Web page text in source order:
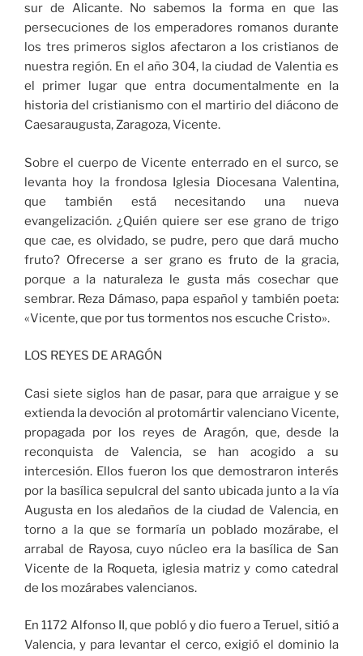
sur de Alicante. No sabemos la forma en que las
persecuciones de los emperadores romanos durante
los tres primeros siglos afectaron a los cristianos de
nuestra región. En el año 304, la ciudad de Valentia es
el primer lugar que entra documentalmente en la
historia del cristianismo con el martirio del diácono de
Caesaraugusta, Zaragoza, Vicente.
Sobre el cuerpo de Vicente enterrado en el surco, se
levanta hoy la frondosa Iglesia Diocesana Valentina,
que también está necesitando una nueva
evangelización. ¿Quién quiere ser ese grano de trigo
que cae, es olvidado, se pudre, pero que dará mucho
fruto? Ofrecerse a ser grano es fruto de la gracia,
porque a la naturaleza le gusta más cosechar que
sembrar. Reza Dámaso, papa español y también poeta:
«Vicente, que por tus tormentos nos escuche Cristo».
LOS REYES DE ARAGÓN
Casi siete siglos han de pasar, para que arraigue y se
extienda la devoción al protomártir valenciano Vicente,
propagada por los reyes de Aragón, que, desde la
reconquista de Valencia, se han acogido a su
intercesión. Ellos fueron los que demostraron interés
por la basílica sepulcral del santo ubicada junto a la vía
Augusta en los aledaños de la ciudad de Valencia, en
torno a la que se formaría un poblado mozárabe, el
arrabal de Rayosa, cuyo núcleo era la basílica de San
Vicente de la Roqueta, iglesia matriz y como catedral
de los mozárabes valencianos.
En 1172 Alfonso II, que pobló y dio fuero a Teruel, sitió a
Valencia, y para levantar el cerco, exigió el dominio la